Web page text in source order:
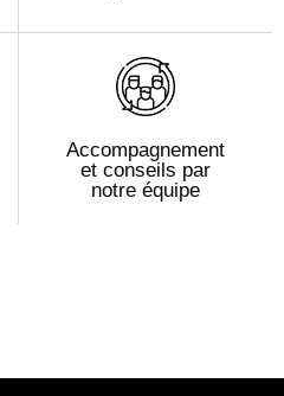
Accompagnement
et conseils par
notre équipe